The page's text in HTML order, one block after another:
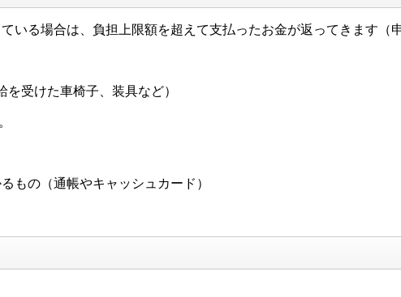
いる場合は、負担上限額を超えて支払ったお金が返ってきます（
受けた車椅子、装具など）
もの（通帳やキャッシュカード）